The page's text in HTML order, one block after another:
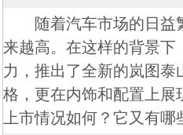
随着汽车市场的日益
来越高。在这样的背景
力，推出了全新的岚图
格，更在内饰和配置上展
上市情况如何？它又有